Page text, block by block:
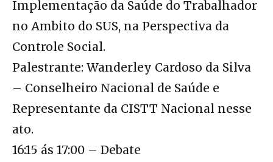
Implementação da Saúde do Trabalhador
no Ambito do SUS, na Perspectiva da
Controle Social.
Palestrante: Wanderley Cardoso da Silva
– Conselheiro Nacional de Saúde e
Representante da CISTT Nacional nesse
ato.
16:15 ás 17:00 – Debate